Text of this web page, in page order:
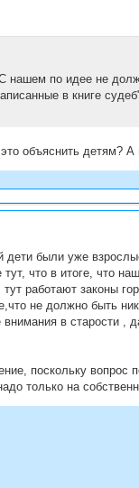
по идее не
в книге
объяснить детям?
дети были уже
что в итоге, что
работают законы
не должно быть
внимания в старости
поскольку вопрос
только на